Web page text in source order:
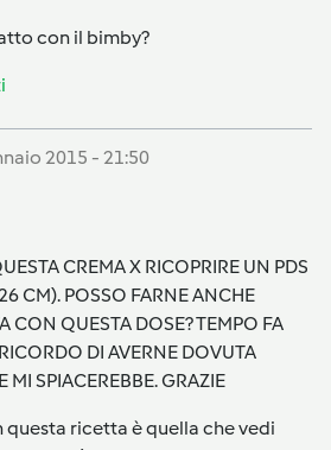
con il bimby?
2015 - 21:50
CREMA X RICOPRIRE UN PDS
CM). POSSO FARNE ANCHE
CON QUESTA DOSE? TEMPO FA
DI AVERNE DOVUTA
MI SPIACEREBBE. GRAZIE
questa ricetta è quella che vedi